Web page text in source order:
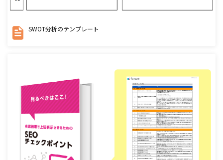
SWOT分析のテンプレート